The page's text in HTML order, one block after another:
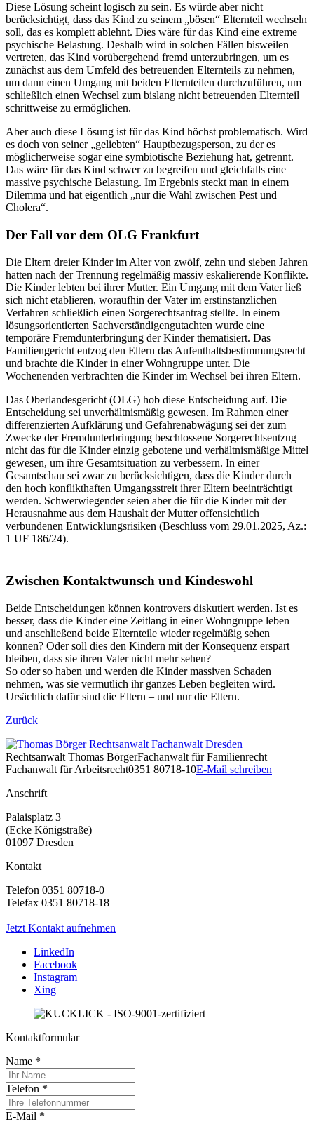
Diese Lösung scheint logisch zu sein. Es würde aber nicht
berücksichtigt, dass das Kind zu seinem „bösen“ Elternteil wechseln
soll, das es komplett ablehnt. Dies wäre für das Kind eine extreme
psychische Belastung. Deshalb wird in solchen Fällen bisweilen
vertreten, das Kind vorübergehend fremd unterzubringen, um es
zunächst aus dem Umfeld des betreuenden Elternteils zu nehmen,
um dann einen Umgang mit beiden Elternteilen durchzuführen, um
schließlich einen Wechsel zum bislang nicht betreuenden Elternteil
schrittweise zu ermöglichen.
Aber auch diese Lösung ist für das Kind höchst problematisch. Wird
es doch von seiner „geliebten“ Hauptbezugsperson, zu der es
möglicherweise sogar eine symbiotische Beziehung hat, getrennt.
Das wäre für das Kind schwer zu begreifen und gleichfalls eine
massive psychische Belastung. Im Ergebnis steckt man in einem
Dilemma und hat eigentlich „nur die Wahl zwischen Pest und
Cholera“.
Der Fall vor dem OLG Frankfurt
Die Eltern dreier Kinder im Alter von zwölf, zehn und sieben Jahren
hatten nach der Trennung regelmäßig massiv eskalierende Konflikte.
Die Kinder lebten bei ihrer Mutter. Ein Umgang mit dem Vater ließ
sich nicht etablieren, woraufhin der Vater im erstinstanzlichen
Verfahren schließlich einen Sorgerechtsantrag stellte. In einem
lösungsorientierten Sachverständigengutachten wurde eine
temporäre Fremdunterbringung der Kinder thematisiert. Das
Familiengericht entzog den Eltern das Aufenthaltsbestimmungsrecht
und brachte die Kinder in einer Wohngruppe unter. Die
Wochenenden verbrachten die Kinder im Wechsel bei ihren Eltern.
Das Oberlandesgericht (OLG) hob diese Entscheidung auf. Die
Entscheidung sei unverhältnismäßig gewesen. Im Rahmen einer
differenzierten Aufklärung und Gefahrenabwägung sei der zum
Zwecke der Fremdunterbringung beschlossene Sorgerechtsentzug
nicht das für die Kinder einzig gebotene und verhältnismäßige Mittel
gewesen, um ihre Gesamtsituation zu verbessern. In einer
Gesamtschau sei zwar zu berücksichtigen, dass die Kinder durch
den hoch konflikthaften Umgangsstreit ihrer Eltern beeinträchtigt
werden. Schwerwiegender seien aber die für die Kinder mit der
Herausnahme aus dem Haushalt der Mutter offensichtlich
verbundenen Entwicklungsrisiken (Beschluss vom 29.01.2025, Az.:
1 UF 186/24).
Zwischen Kontaktwunsch und Kindeswohl
Beide Entscheidungen können kontrovers diskutiert werden. Ist es
besser, dass die Kinder eine Zeitlang in einer Wohngruppe leben
und anschließend beide Elternteile wieder regelmäßig sehen
können? Oder soll dies den Kindern mit der Konsequenz erspart
bleiben, dass sie ihren Vater nicht mehr sehen?
So oder so haben und werden die Kinder massiven Schaden
nehmen, was sie vermutlich ihr ganzes Leben begleiten wird.
Ursächlich dafür sind die Eltern – und nur die Eltern.
Zurück
Rechtsanwalt Thomas BörgerFachanwalt für Familienrecht
Fachanwalt für Arbeitsrecht0351 80718-10E-Mail schreiben
Anschrift
Palaisplatz 3
(Ecke Königstraße)
01097 Dresden
Kontakt
Telefon 0351 80718-0
Telefax 0351 80718-18
Jetzt Kontakt aufnehmen
LinkedIn
Facebook
Instagram
Xing
Kontaktformular
Name *
Telefon *
E-Mail *